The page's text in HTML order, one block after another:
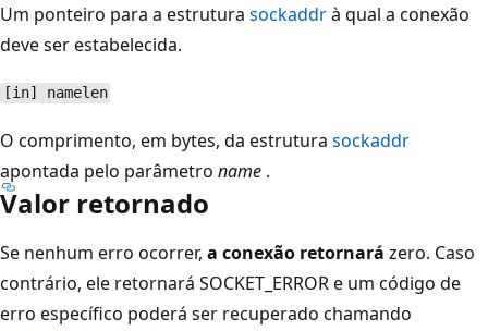
Um ponteiro para a estrutura sockaddrà qual a conexão
deve ser estabelecida.
[in] namelen
O comprimento, em bytes, da estrutura sockaddr
apontada pelo parâmetro name .
Valor retornado
Se nenhum erro ocorrer, a conexão retornará zero. Caso
contrário, ele retornará SOCKET_ERROR e um código de
erro específico poderá ser recuperado chamando